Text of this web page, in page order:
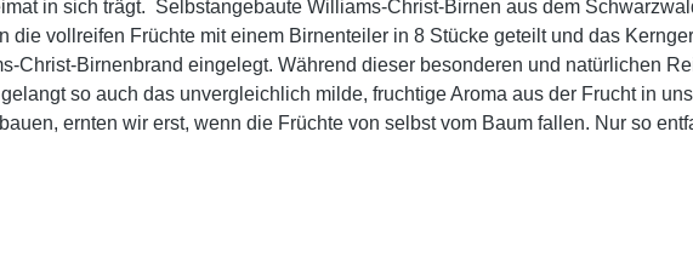
in sich trägt. Selbstangebaute Williams-Christ-Birnen aus dem
vollreifen Früchte mit einem Birnenteiler in 8 Stücke geteilt und das
Christ-Birnenbrand eingelegt. Während dieser besonderen und natürlichen
so auch das unvergleichlich milde, fruchtige Aroma aus der Frucht in
ernten wir erst, wenn die Früchte von selbst vom Baum fallen. Nur so